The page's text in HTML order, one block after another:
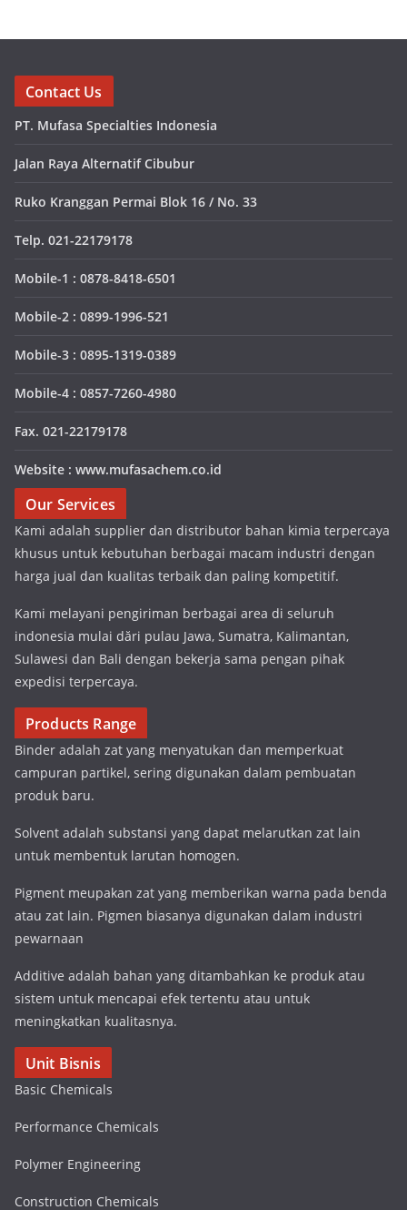
Contact Us
PT. Mufasa Specialties Indonesia
Jalan Raya Alternatif Cibubur
Ruko Kranggan Permai Blok 16 / No. 33
Telp. 021-22179178
Mobile-1 : 0878-8418-6501
Mobile-2 : 0899-1996-521
Mobile-3 : 0895-1319-0389
Mobile-4 : 0857-7260-4980
Fax. 021-22179178
Website : www.mufasachem.co.id
Our Services
Kami adalah supplier dan distributor bahan kimia terpercaya
khusus untuk kebutuhan berbagai macam industri dengan
harga jual dan kualitas terbaik dan paling kompetitif.
Kami melayani pengiriman berbagai area di seluruh
indonesia mulai dări pulau Jawa, Sumatra, Kalimantan,
Sulawesi dan Bali dengan bekerja sama pengan pihak
expedisi terpercaya.
Products Range
Binder adalah zat yang menyatukan dan memperkuat
campuran partikel, sering digunakan dalam pembuatan
produk baru.
Solvent adalah substansi yang dapat melarutkan zat lain
untuk membentuk larutan homogen.
Pigment meupakan zat yang memberikan warna pada benda
atau zat lain. Pigmen biasanya digunakan dalam industri
pewarnaan
Additive adalah bahan yang ditambahkan ke produk atau
sistem untuk mencapai efek tertentu atau untuk
meningkatkan kualitasnya.
Unit Bisnis
Basic Chemicals
Performance Chemicals
Polymer Engineering
Construction Chemicals